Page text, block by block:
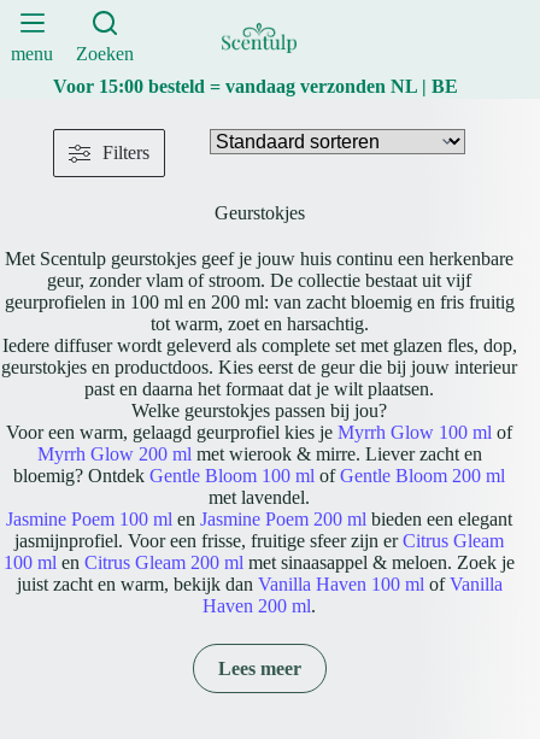
Ga
naar
demenu
Zoeken
Voor 15:00 besteld = vandaag verzonden NL | BE
Geurstokjes
Met Scentulp geurstokjes geef je jouw huis continu een herkenbare
geur, zonder vlam of stroom. De collectie bestaat uit vijf
geurprofielen in 100 ml en 200 ml: van zacht bloemig en fris fruitig
tot warm, zoet en harsachtig.
Iedere diffuser wordt geleverd als complete set met glazen fles, dop,
geurstokjes en productdoos. Kies eerst de geur die bij jouw interieur
past en daarna het formaat dat je wilt plaatsen.
Welke geurstokjes passen bij jou?
Voor een warm, gelaagd geurprofiel kies jeMyrrh Glow 100 ml of
Myrrh Glow 200 ml met wierook & mirre. Liever zacht en
bloemig? OntdekGentle Bloom 100 ml ofGentle Bloom 200 ml
met lavendel.
Jasmine Poem 100 ml enJasmine Poem 200 ml bieden een elegant
jasmijnprofiel. Voor een frisse, fruitige sfeer zijn erCitrus Gleam
100 ml enCitrus Gleam 200 ml met sinaasappel & meloen. Zoek je
juist zacht en warm, bekijk dan Vanilla Haven 100 ml ofVanilla
Haven 200 ml.
De 100 ml-uitvoering heeft een compact, afgerond vaasmodel. De
200 ml-uitvoering bevat meer geurvloeistof en heeft een hoger,
slanker flesmodel. Binnen iedere geurlijn is het geurprofiel in beide
Lees meer
Filters